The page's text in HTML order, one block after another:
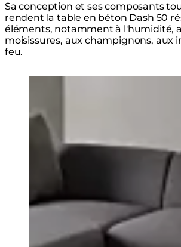
Sa conception et ses composants
rendent la table en béton Dash 50
éléments, notamment à l'humidité,
moisissures, aux champignons, aux
feu.